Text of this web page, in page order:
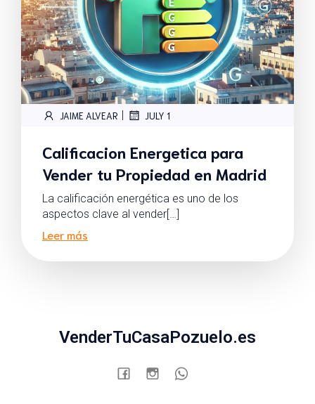
JAIME ALVEAR | JULY 1
Calificacion Energetica para
Vender tu Propiedad en Madrid
La calificación energética es uno de los
aspectos clave al vender[…]
Leer más
VenderTuCasaPozuelo.es